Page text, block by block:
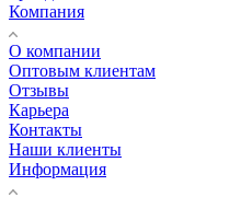
Компания
О компании
Оптовым клиентам
Отзывы
Карьера
Контакты
Наши клиенты
Информация